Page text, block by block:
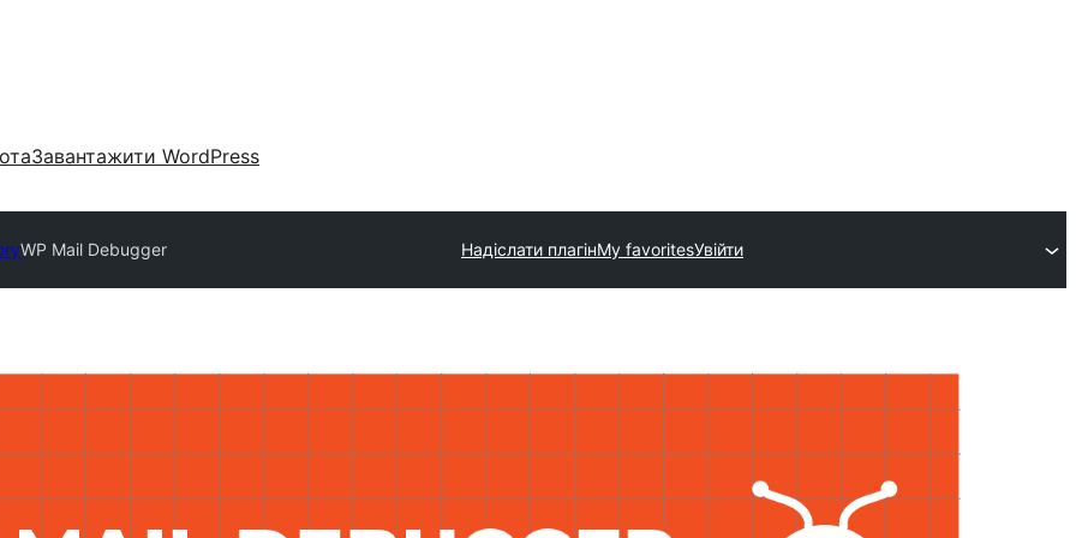
Завантажити WordPress
WP Mail Debugger Надіслати плагінMy favoritesУвійти